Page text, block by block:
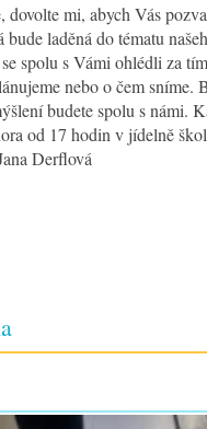
dovolte mi, abych Vás
bude laděná do tématu
spolu s Vámi ohlédli za
nebo o čem sníme.
budete spolu s námi.
od 17 hodin v jídelně
Derflová